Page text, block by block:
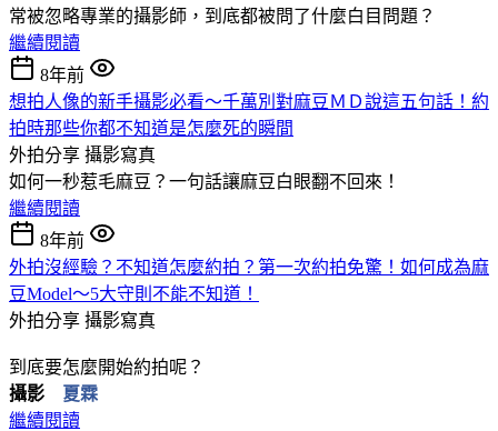
常被忽略專業的攝影師，到底都被問了什麼白目問題？
繼續閱讀
8年前
想拍人像的新手攝影必看～千萬別對麻豆ＭＤ說這五句話！約
拍時那些你都不知道是怎麼死的瞬間
外拍分享 攝影寫真
如何一秒惹毛麻豆？ 一句話讓麻豆白眼翻不回來！
繼續閱讀
8年前
外拍沒經驗？不知道怎麼約拍？第一次約拍免驚！如何成為麻
豆Model～5大守則不能不知道！
外拍分享 攝影寫真
到底要怎麼開始約拍呢？
攝影
夏霖
繼續閱讀